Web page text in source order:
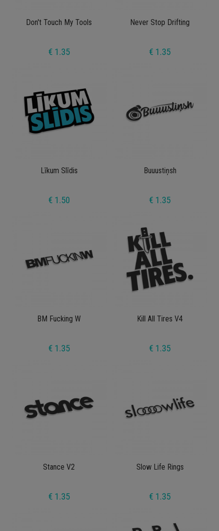
Don't Touch My Tools
€ 1.35
Never Stop Drifting
€ 1.35
Līkum Slīdis
€ 1.50
Buuustiņsh
€ 1.35
BM Fucking W
€ 1.35
Kill All Tires V4
€ 1.35
Stance V2
€ 1.35
Slow Life Rings
€ 1.35